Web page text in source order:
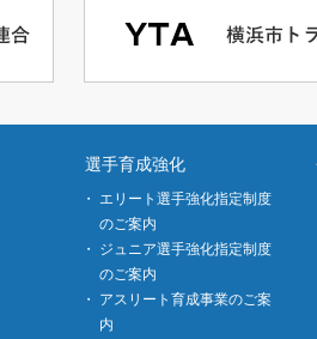
選手育成強化
エリート選手強化指定制度
のご案内
ジュニア選手強化指定制度
のご案内
アスリート育成事業のご案
内